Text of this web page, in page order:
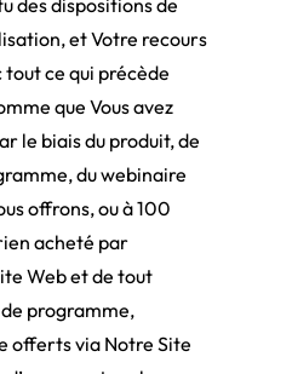
des dispositions de
et Votre recours
ce qui précède
que Vous avez
le biais du produit, de
du webinaire
offrons, ou à 100
acheté par
Web et de tout
programme,
offerts via Notre Site